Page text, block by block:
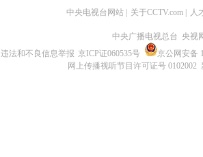
中央电视台网站 关于CCTV.com 人
中央广播电视总台 央视
违法和不良信息举报 京ICP证060535号
京公网安备
网上传播视听节目许可证号 0102002